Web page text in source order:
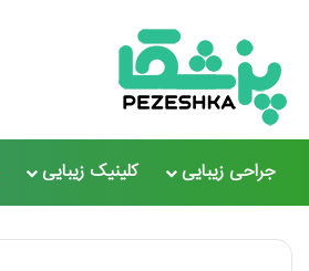
جراحی زیبایی کلینیک زیبایی